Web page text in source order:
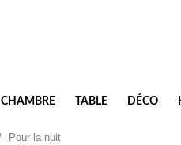
CHAMBRE TABLE DÉCO
Pour la nuit